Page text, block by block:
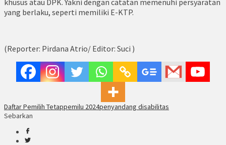
khusus atau DPK. Yakni dengan catatan memenuhi persyaratan
yang berlaku, seperti memiliki E-KTP.
(Reporter: Pirdana Atrio/ Editor: Suci )
Daftar Pemilih Tetappemilu 2024penyandang disabilitas
Sebarkan